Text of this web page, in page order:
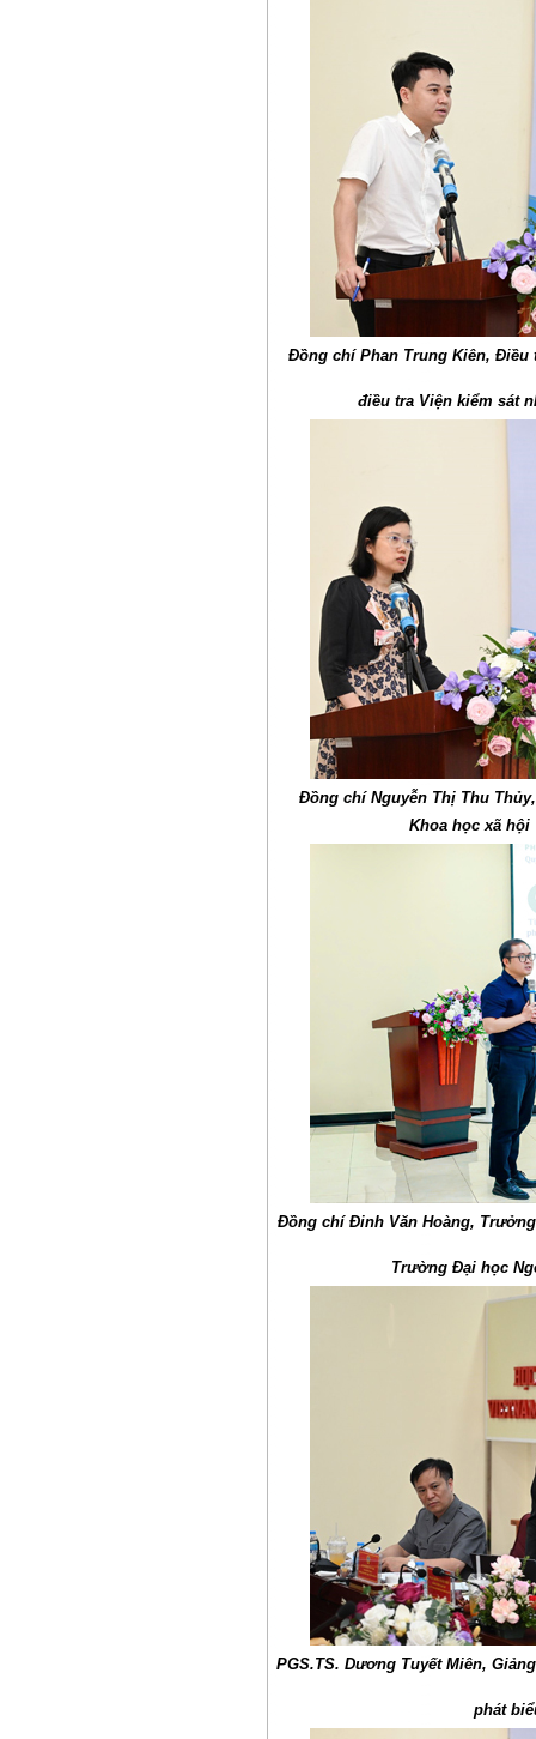
Đồng chí Phan Trung Kiên,
điều tra Viện kiểm sát
Đồng chí Nguyễn Thị Thu
Khoa học xã hội
Đồng chí Đinh Văn Hoàng,
Trường Đại học
PGS.TS. Dương Tuyết Miên,
phát